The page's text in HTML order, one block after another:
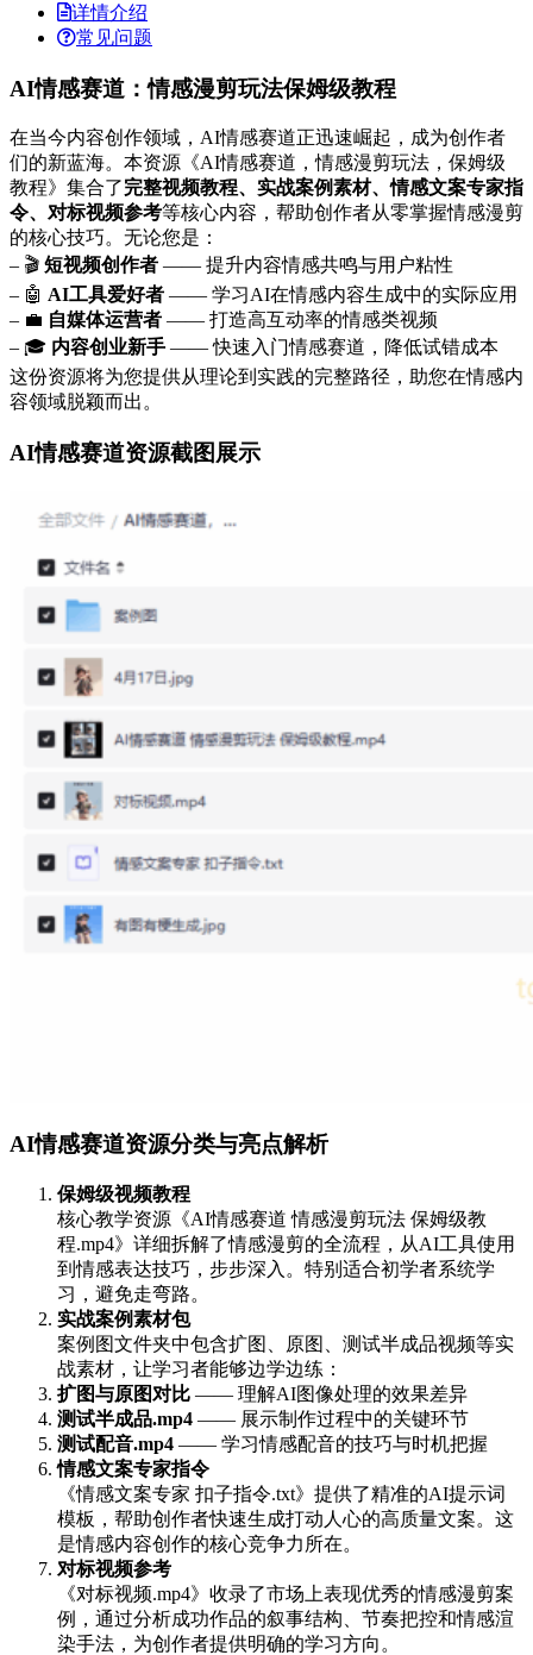
详情介绍
常见问题
AI情感赛道：情感漫剪玩法保姆级教程
在当今内容创作领域，AI情感赛道正迅速崛起，成为创作者
们的新蓝海。本资源《AI情感赛道，情感漫剪玩法，保姆级
教程》集合了完整视频教程、实战案例素材、情感文案专家指
令、对标视频参考等核心内容，帮助创作者从零掌握情感漫剪
的核心技巧。无论您是：
– 🎬 短视频创作者 —— 提升内容情感共鸣与用户粘性
– 🤖 AI工具爱好者 —— 学习AI在情感内容生成中的实际应用
– 💼 自媒体运营者 —— 打造高互动率的情感类视频
– 🎓 内容创业新手 —— 快速入门情感赛道，降低试错成本
这份资源将为您提供从理论到实践的完整路径，助您在情感内
容领域脱颖而出。
AI情感赛道资源截图展示
AI情感赛道资源分类与亮点解析
保姆级视频教程
核心教学资源《AI情感赛道 情感漫剪玩法 保姆级教
程.mp4》详细拆解了情感漫剪的全流程，从AI工具使用
到情感表达技巧，步步深入。特别适合初学者系统学
习，避免走弯路。
实战案例素材包
案例图文件夹中包含扩图、原图、测试半成品视频等实
战素材，让学习者能够边学边练：
扩图与原图对比 —— 理解AI图像处理的效果差异
测试半成品.mp4 —— 展示制作过程中的关键环节
测试配音.mp4 —— 学习情感配音的技巧与时机把握
情感文案专家指令
《情感文案专家 扣子指令.txt》提供了精准的AI提示词
模板，帮助创作者快速生成打动人心的高质量文案。这
是情感内容创作的核心竞争力所在。
对标视频参考
《对标视频.mp4》收录了市场上表现优秀的情感漫剪案
例，通过分析成功作品的叙事结构、节奏把控和情感渲
染手法，为创作者提供明确的学习方向。